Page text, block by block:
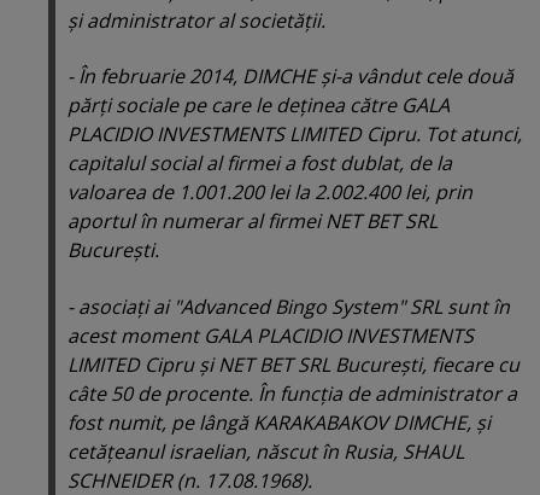
şi administrator al societăţii.
- În februarie 2014, DIMCHE şi-a vândut cele două
părţi sociale pe care le deţinea către GALA
PLACIDIO INVESTMENTS LIMITED Cipru. Tot atunci,
capitalul social al firmei a fost dublat, de la
valoarea de 1.001.200 lei la 2.002.400 lei, prin
aportul în numerar al firmei NET BET SRL
Bucureşti.
- asociaţi ai "Advanced Bingo System" SRL sunt în
acest moment GALA PLACIDIO INVESTMENTS
LIMITED Cipru şi NET BET SRL Bucureşti, fiecare cu
câte 50 de procente. În funcţia de administrator a
fost numit, pe lângă KARAKABAKOV DIMCHE, şi
cetăţeanul israelian, născut în Rusia, SHAUL
SCHNEIDER (n. 17.08.1968).